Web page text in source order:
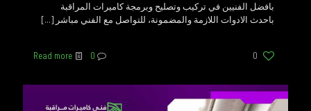
بافضل الفنيين في تركيب وتصليح وبرمجة كاميرات المراقبة
باحدث الادوات اللازمة والمضمونة، للتواصل مع الفني مباشر […]
0
0
Read more